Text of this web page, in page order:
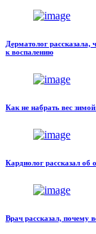
Дерматолог рассказала,
к воспалению
Как не набрать вес
Кардиолог рассказал об
Врач рассказал, почему